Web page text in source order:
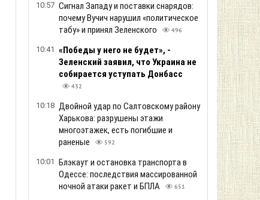
10:57 Сигнал Западу и поставки снарядов:
почему Вучич нарушил «политическое
табу» и принял Зеленского
496
10:41 «Победы у него не будет», -
Зеленский заявил, что Украина не
собирается уступать Донбасс
432
10:18 Двойной удар по Салтовскому району
Харькова: разрушены этажи
многоэтажек, есть погибшие и
раненые
592
10:01 Блэкаут и остановка транспорта в
Одессе: последствия массированной
ночной атаки ракет и БПЛА
651